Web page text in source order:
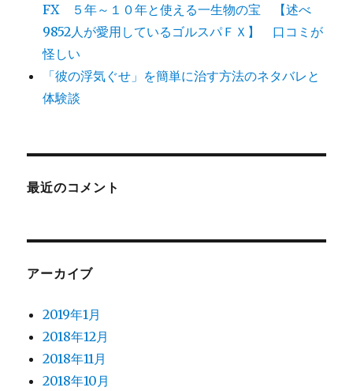
FX ５年～１０年と使える一生物の宝 【述べ
9852人が愛用しているゴルスパＦＸ】 口コミが
怪しい
「彼の浮気ぐせ」を簡単に治す方法のネタバレと
体験談
最近のコメント
アーカイブ
2019年1月
2018年12月
2018年11月
2018年10月